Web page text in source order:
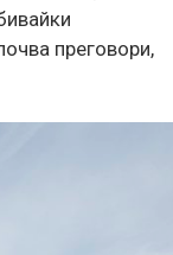
преговори,